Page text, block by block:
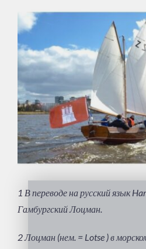
1 В переводе на русский язык
Гамбургский Лоцман.
2 Лоцман (нем. = Lotse ) в